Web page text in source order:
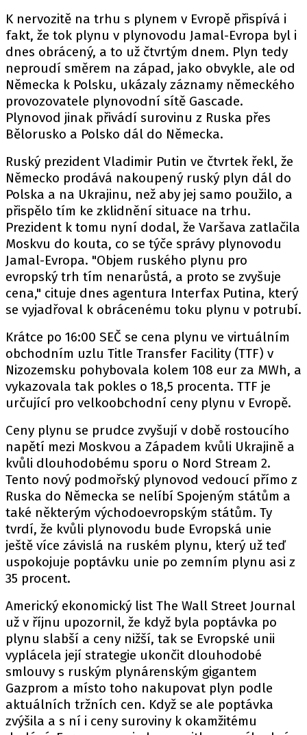
K nervozitě na trhu s plynem v Evropě přispívá i
fakt, že tok plynu v plynovodu Jamal-Evropa byl i
dnes obrácený, a to už čtvrtým dnem. Plyn tedy
neproudí směrem na západ, jako obvykle, ale od
Německa k Polsku, ukázaly záznamy německého
provozovatele plynovodní sítě Gascade.
Plynovod jinak přivádí surovinu z Ruska přes
Bělorusko a Polsko dál do Německa.
Ruský prezident Vladimir Putin ve čtvrtek řekl, že
Německo prodává nakoupený ruský plyn dál do
Polska a na Ukrajinu, než aby jej samo použilo, a
přispělo tím ke zklidnění situace na trhu.
Prezident k tomu nyní dodal, že Varšava zatlačila
Moskvu do kouta, co se týče správy plynovodu
Jamal-Evropa. "Objem ruského plynu pro
evropský trh tím nenarůstá, a proto se zvyšuje
cena," cituje dnes agentura Interfax Putina, který
se vyjadřoval k obrácenému toku plynu v potrubí.
Krátce po 16:00 SEČ se cena plynu ve virtuálním
obchodním uzlu Title Transfer Facility (TTF) v
Nizozemsku pohybovala kolem 108 eur za MWh, a
vykazovala tak pokles o 18,5 procenta. TTF je
určující pro velkoobchodní ceny plynu v Evropě.
Ceny plynu se prudce zvyšují v době rostoucího
napětí mezi Moskvou a Západem kvůli Ukrajině a
kvůli dlouhodobému sporu o Nord Stream 2.
Tento nový podmořský plynovod vedoucí přímo z
Ruska do Německa se nelíbí Spojeným státům a
také některým východoevropským státům. Ty
tvrdí, že kvůli plynovodu bude Evropská unie
ještě více závislá na ruském plynu, který už teď
uspokojuje poptávku unie po zemním plynu asi z
35 procent.
Americký ekonomický list The Wall Street Journal
už v říjnu upozornil, že když byla poptávka po
plynu slabší a ceny nižší, tak se Evropské unii
vyplácela její strategie ukončit dlouhodobé
smlouvy s ruským plynárenským gigantem
Gazprom a místo toho nakupovat plyn podle
aktuálních tržních cen. Když se ale poptávka
zvýšila a s ní i ceny suroviny k okamžitému